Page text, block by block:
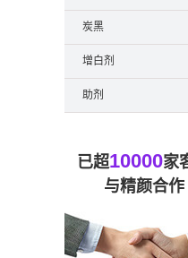
炭黑
增白剂
助剂
已超10000家
与精颜合作